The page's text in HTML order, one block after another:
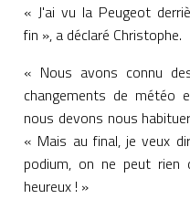
« J'ai vu la Peugeot
fin », a déclaré Christophe.
« Nous avons connu
changements de météo
nous devons nous
« Mais au final, je veux
podium, on ne peut rien
heureux ! »